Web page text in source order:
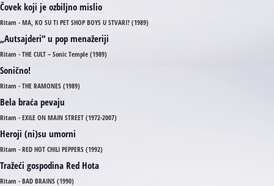
Čovek koji je ozbiljno mislio
Ritam - MA, KO SU TI PET SHOP BOYS U STVARI? (1989)
„Autsajderi“ u pop menažeriji
Ritam - THE CULT – Sonic Temple (1989)
Sonično!
Ritam - THE RAMONES (1989)
Bela braća pevaju
Ritam - EXILE ON MAIN STREET (1972-2007)
Heroji (ni)su umorni
Ritam - RED HOT CHILI PEPPERS (1992)
Tražeći gospodina Red Hota
Ritam - BAD BRAINS (1990)